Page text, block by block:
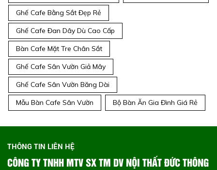
Ghế Cafe Bằng Sắt Đẹp Rẻ
Ghế Cafe Đan Dây Dù Cao Cấp
Bàn Cafe Mặt Tre Chân Sắt
Ghế Cafe Sân Vườn Giả Mây
Ghế Cafe Sân Vườn Băng Dài
Mẫu Bàn Cafe Sân Vườn Bộ Bàn Ăn Gia Đình Giá Rẻ
THÔNG TIN LIÊN HỆ
CÔNG TY TNHH MTV SX TM DV NỘI THẤT ĐỨC THÔNG